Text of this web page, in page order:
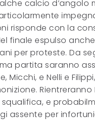
calcio d’angolo
risponde con la
finale espulso
per proteste. Da
partita saranno
Micchi, e Nelli e
Rientreranno
e
assente per